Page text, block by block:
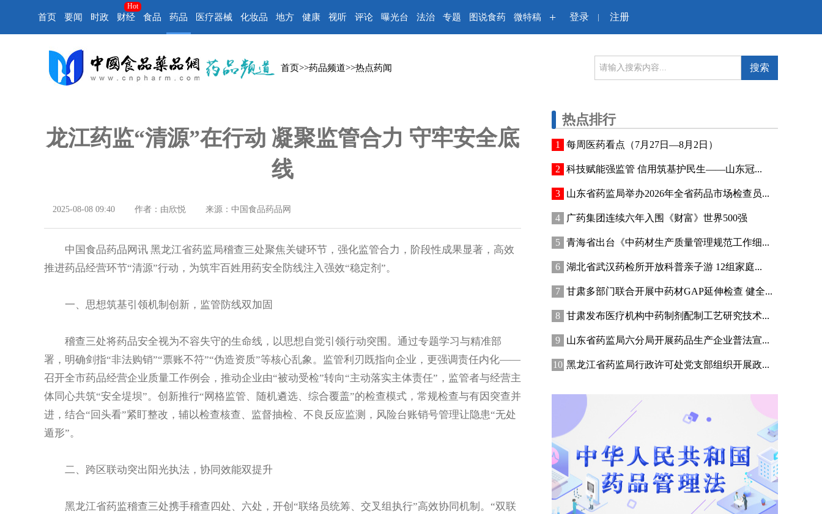
首页 要闻 时政 财经
Hot
食品 药品 医疗器械 化妆品 地方 健康 视听 评论 曝光台 法治 专题 图说食药 微特稿 + 登录 | 注册
首页>>药品频道>>热点药闻 搜索
龙江药监“清源”在行动 凝聚监管合力 守牢安全底
线
2025-08-08 09:40 作者：由欣悦 来源：中国食品药品网
中国食品药品网讯 黑龙江省药监局稽查三处聚焦关键环节，强化监管合力，阶段性成果显著，高效
推进药品经营环节“清源”行动，为筑牢百姓用药安全防线注入强效“稳定剂”。
一、思想筑基引领机制创新，监管防线双加固
稽查三处将药品安全视为不容失守的生命线，以思想自觉引领行动突围。通过专题学习与精准部
署，明确剑指“非法购销”“票账不符”“伪造资质”等核心乱象。监管利刃既指向企业，更强调责任内化——
召开全市药品经营企业质量工作例会，推动企业由“被动受检”转向“主动落实主体责任”，监管者与经营主
体同心共筑“安全堤坝”。创新推行“网格监管、随机遴选、综合覆盖”的检查模式，常规检查与有因突查并
进，结合“回头看”紧盯整改，辅以检查核查、监督抽检、不良反应监测，风险台账销号管理让隐患“无处
遁形”。
二、跨区联动突出阳光执法，协同效能双提升
黑龙江省药监稽查三处携手稽查四处、六处，开创“联络员统筹、交叉组执行”高效协同机制。“双联
热点排行
每周医药看点（7月27日—8月2日）
科技赋能强监管 信用筑基护民生——山东冠...
山东省药监局举办2026年全省药品市场检查员...
广药集团连续六年入围《财富》世界500强
青海省出台《中药材生产质量管理规范工作细...
湖北省武汉药检所开放科普亲子游 12组家庭...
甘肃多部门联合开展中药材GAP延伸检查 健全...
甘肃发布医疗机构中药制剂配制工艺研究技术...
山东省药监局六分局开展药品生产企业普法宣...
黑龙江省药监局行政许可处党支部组织开展政...